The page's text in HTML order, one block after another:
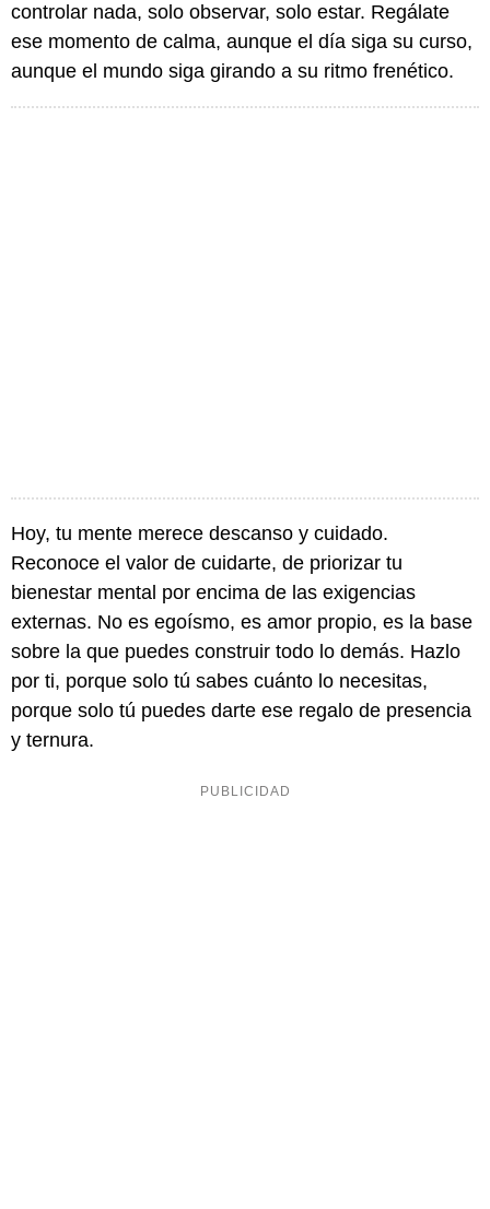
controlar nada, solo observar, solo estar. Regálate
ese momento de calma, aunque el día siga su curso,
aunque el mundo siga girando a su ritmo frenético.
Hoy, tu mente merece descanso y cuidado.
Reconoce el valor de cuidarte, de priorizar tu
bienestar mental por encima de las exigencias
externas. No es egoísmo, es amor propio, es la base
sobre la que puedes construir todo lo demás. Hazlo
por ti, porque solo tú sabes cuánto lo necesitas,
porque solo tú puedes darte ese regalo de presencia
y ternura.